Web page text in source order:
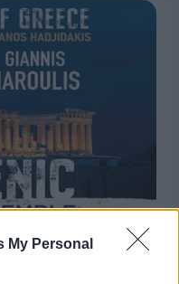
My Personalκαι χωρίς